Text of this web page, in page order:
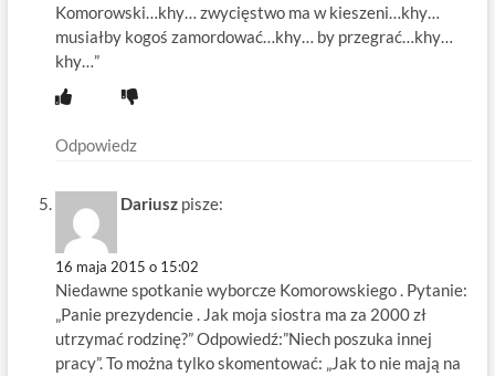
Komorowski…khy… zwycięstwo ma w kieszeni…khy…
musiałby kogoś zamordować…khy… by przegrać…khy…
khy…”
Odpowiedz
Dariusz pisze:
16 maja 2015 o 15:02
Niedawne spotkanie wyborcze Komorowskiego . Pytanie:
„Panie prezydencie . Jak moja siostra ma za 2000 zł
utrzymać rodzinę?” Odpowiedź:”Niech poszuka innej
pracy”. To można tylko skomentować: „Jak to nie mają na